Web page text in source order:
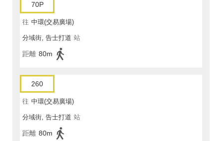
70P
往 中環(交易廣場)
分域街, 告士打道 站
距離 80m
260
往 中環(交易廣場)
分域街, 告士打道 站
距離 80m